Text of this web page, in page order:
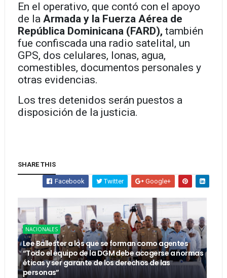
En el operativo, que contó con el apoyo
de la Armada y la Fuerza Aérea de
República Dominicana (FARD), también
fue confiscada una radio satelital, un
GPS, dos celulares, lonas, agua,
comestibles, documentos personales y
otras evidencias.
Los tres detenidos serán puestos a
disposición de la justicia.
SHARE THIS
Facebook Twitter Google+
NACIONALES
Lee Ballester a los que se forman como agentes
“Todo el equipo de la DGM debe acogerse a normas
éticas y ser garante de los derechos de las
personas”